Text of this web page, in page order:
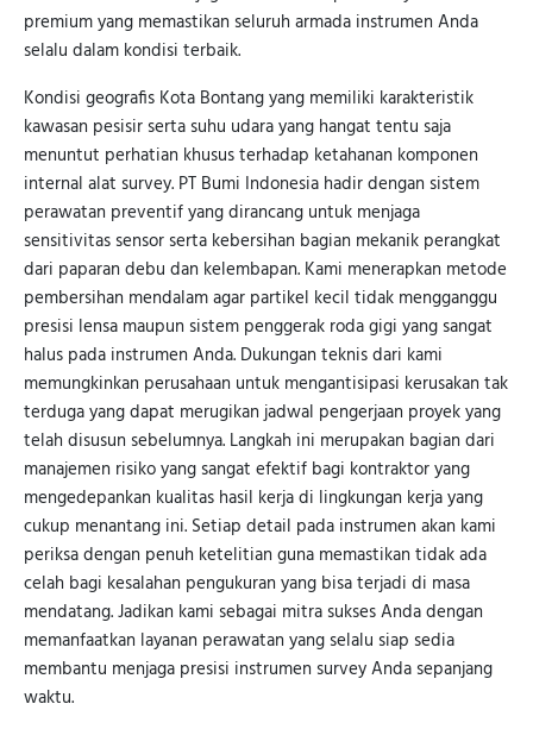
premium yang memastikan seluruh armada instrumen Anda
selalu dalam kondisi terbaik.
Kondisi geografis Kota Bontang yang memiliki karakteristik
kawasan pesisir serta suhu udara yang hangat tentu saja
menuntut perhatian khusus terhadap ketahanan komponen
internal alat survey. PT Bumi Indonesia hadir dengan sistem
perawatan preventif yang dirancang untuk menjaga
sensitivitas sensor serta kebersihan bagian mekanik perangkat
dari paparan debu dan kelembapan. Kami menerapkan metode
pembersihan mendalam agar partikel kecil tidak mengganggu
presisi lensa maupun sistem penggerak roda gigi yang sangat
halus pada instrumen Anda. Dukungan teknis dari kami
memungkinkan perusahaan untuk mengantisipasi kerusakan tak
terduga yang dapat merugikan jadwal pengerjaan proyek yang
telah disusun sebelumnya. Langkah ini merupakan bagian dari
manajemen risiko yang sangat efektif bagi kontraktor yang
mengedepankan kualitas hasil kerja di lingkungan kerja yang
cukup menantang ini. Setiap detail pada instrumen akan kami
periksa dengan penuh ketelitian guna memastikan tidak ada
celah bagi kesalahan pengukuran yang bisa terjadi di masa
mendatang. Jadikan kami sebagai mitra sukses Anda dengan
memanfaatkan layanan perawatan yang selalu siap sedia
membantu menjaga presisi instrumen survey Anda sepanjang
waktu.